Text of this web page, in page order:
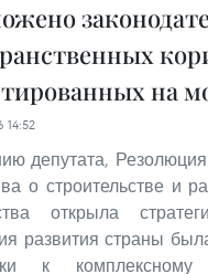
на
депутата,
о строительстве и
открыла
развития страны
к комплексному